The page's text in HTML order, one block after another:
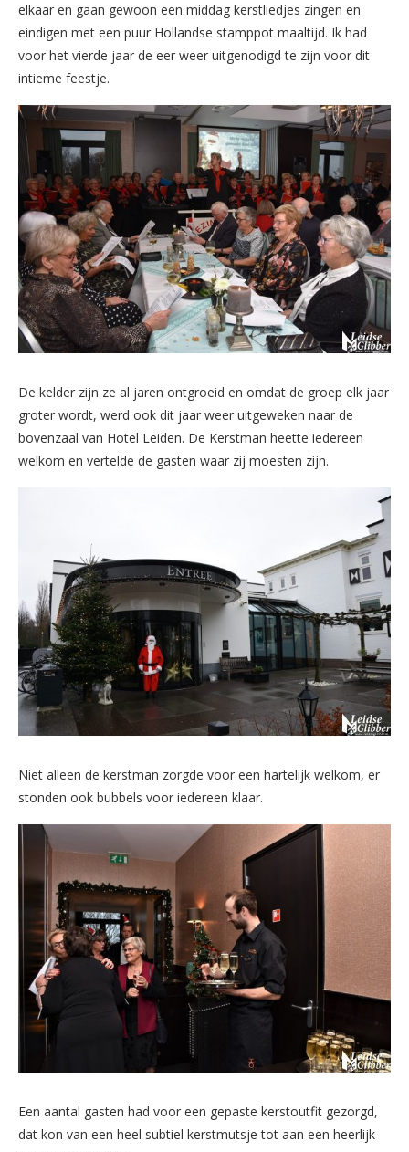
elkaar en gaan gewoon een middag kerstliedjes zingen en
eindigen met een puur Hollandse stamppot maaltijd. Ik had
voor het vierde jaar de eer weer uitgenodigd te zijn voor dit
intieme feestje.
De kelder zijn ze al jaren ontgroeid en omdat de groep elk jaar
groter wordt, werd ook dit jaar weer uitgeweken naar de
bovenzaal van Hotel Leiden. De Kerstman heette iedereen
welkom en vertelde de gasten waar zij moesten zijn.
Niet alleen de kerstman zorgde voor een hartelijk welkom, er
stonden ook bubbels voor iedereen klaar.
Een aantal gasten had voor een gepaste kerstoutfit gezorgd,
dat kon van een heel subtiel kerstmutsje tot aan een heerlijk